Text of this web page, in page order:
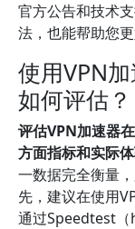
官方公告和技术
法，也能帮助您
使用VPN
如何评估？
评估VPN加速器
方面指标和实际体
一数据完全衡量
先，建议在使用
通过Speedtest